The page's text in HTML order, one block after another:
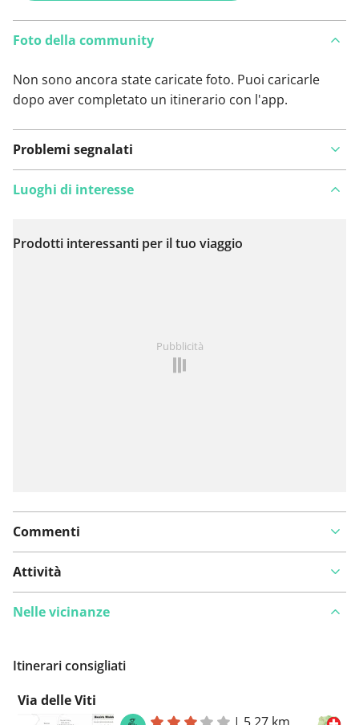
Foto della community
Non sono ancora state caricate foto. Puoi caricarle
dopo aver completato un itinerario con l'app.
Problemi segnalati
Visualizza sulla mappa
Luoghi di interesse
Prodotti interessanti per il tuo viaggio
Pubblicità
Commenti
Attività
Nelle vicinanze
Itinerari consigliati
Via delle Viti